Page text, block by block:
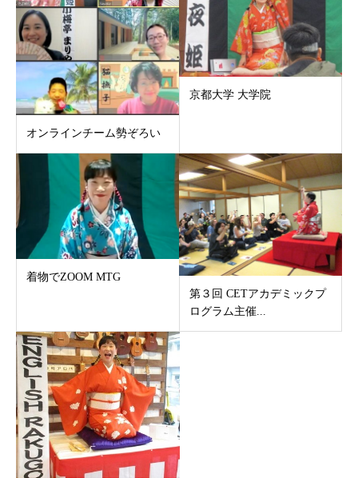
オンラインチーム勢ぞろい
京都大学 大学院
着物でZOOM MTG
第３回 CETアカデミックプ
ログラム主催...